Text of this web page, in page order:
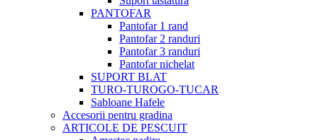
PANTOFAR
Pantofar 1 rand
Pantofar 2 randuri
Pantofar 3 randuri
Pantofar nichelat
SUPORT BLAT
TURO-TUROGO-TUCAR
Sabloane Hafele
Accesorii pentru gradina
ARTICOLE DE PESCUIT